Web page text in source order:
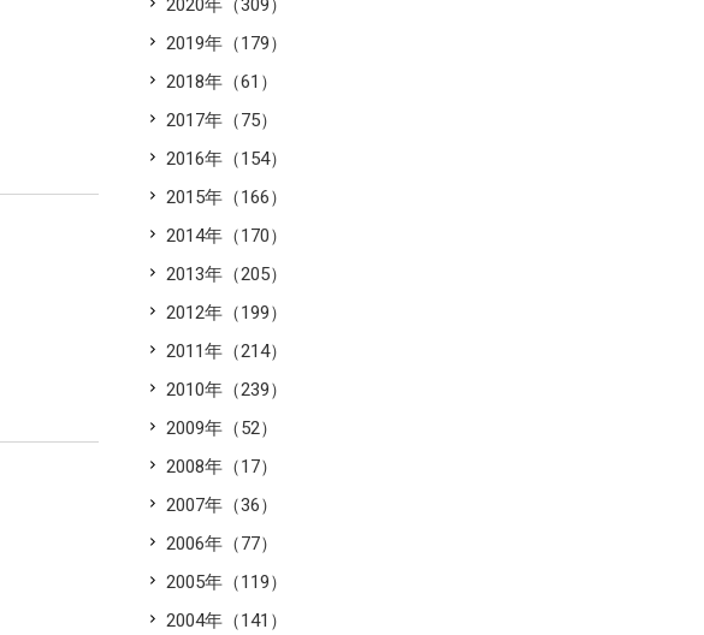
2020年（309）
2019年（179）
2018年（61）
2017年（75）
2016年（154）
2015年（166）
2014年（170）
2013年（205）
2012年（199）
2011年（214）
2010年（239）
2009年（52）
2008年（17）
2007年（36）
2006年（77）
2005年（119）
2004年（141）